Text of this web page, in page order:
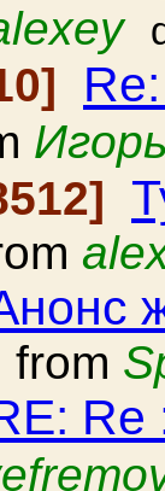
from